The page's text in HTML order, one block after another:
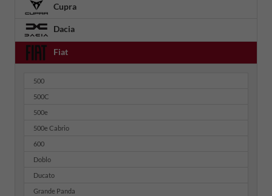
Cupra
Dacia
Fiat
500
500C
500e
500e Cabrio
600
Doblo
Ducato
Grande Panda